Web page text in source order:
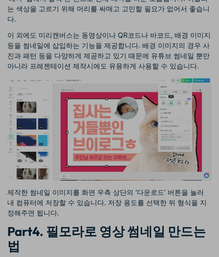
는 색상을 고르기 위해 머리를 싸매고 고민할 필요가 없어서 좋습니
다.
이 외에도 미리캔버스는 동영상이나 QR코드나 바코드, 배경 이미지
등을 썸네일에 삽입하는 기능을 제공합니다. 배경 이미지의 경우 사
진과 패턴 등을 다양하게 제공하고 있기 때문에 유튜브 썸네일 뿐만
아니라 프레젠테이션 제작시에도 유용하게 사용할 수 있습니다.
제작한 썸네일 이미지를 화면 우측 상단의 ‘다운로드’ 버튼을 눌러
내 컴퓨터에 저장할 수 있습니다. 저장 용도를 선택한 뒤 형식을 지
정해주면 됩니다.
Part4. 필모라로 영상 썸네일 만드는
법